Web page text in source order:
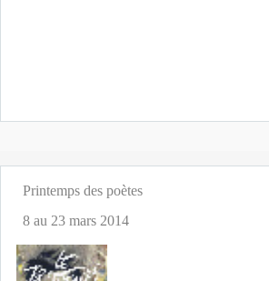
Printemps des poètes
8 au 23 mars 2014